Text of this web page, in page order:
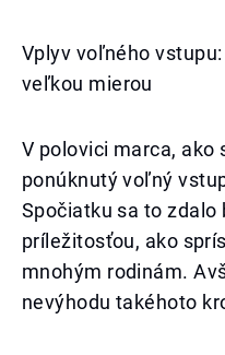
Vplyv voľného
veľkou mierou
V polovici marca, ako
ponúknutý voľný
Spočiatku sa to zdalo
príležitosťou, ako
mnohým rodinám.
nevýhodu takéhoto